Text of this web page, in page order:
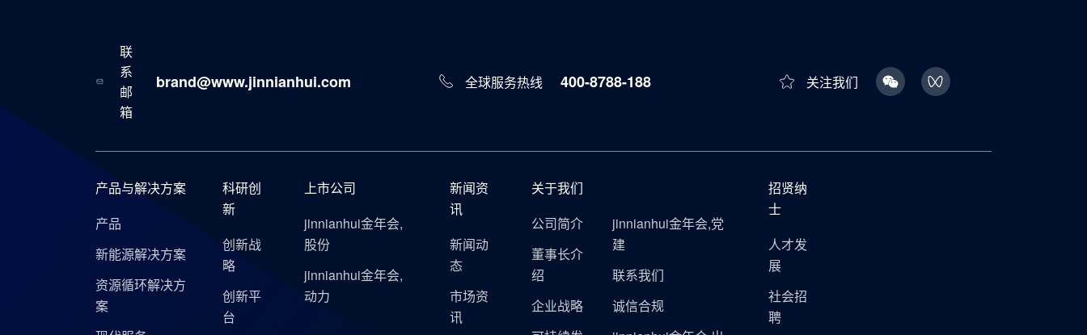
联
系
邮
箱
brand@www.jinnianhui.com 全球服务热线 400-8788-188 关注我们
产品与解决方案
产品
新能源解决方案
资源循环解决方
案
科研创
新
创新战
略
创新平
台
上市公司
jinnianhui金年会,
股份
jinnianhui金年会,
动力
新闻资
讯
新闻动
态
市场资
讯
关于我们
公司简介
董事长介
绍
企业战略
jinnianhui金年会,党
建
联系我们
诚信合规
招贤纳
士
人才发
展
社会招
聘